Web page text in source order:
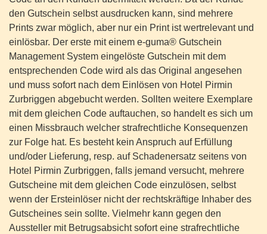
den Gutschein selbst ausdrucken kann, sind mehrere
Prints zwar möglich, aber nur ein Print ist wertrelevant und
einlösbar. Der erste mit einem e-guma® Gutschein
Management System eingelöste Gutschein mit dem
entsprechenden Code wird als das Original angesehen
und muss sofort nach dem Einlösen von Hotel Pirmin
Zurbriggen abgebucht werden. Sollten weitere Exemplare
mit dem gleichen Code auftauchen, so handelt es sich um
einen Missbrauch welcher strafrechtliche Konsequenzen
zur Folge hat. Es besteht kein Anspruch auf Erfüllung
und/oder Lieferung, resp. auf Schadenersatz seitens von
Hotel Pirmin Zurbriggen, falls jemand versucht, mehrere
Gutscheine mit dem gleichen Code einzulösen, selbst
wenn der Ersteinlöser nicht der rechtskräftige Inhaber des
Gutscheines sein sollte. Vielmehr kann gegen den
Aussteller mit Betrugsabsicht sofort eine strafrechtliche